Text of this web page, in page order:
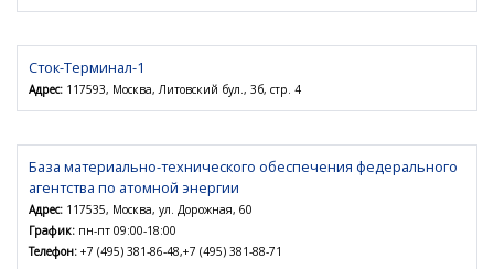
Сток-Терминал-1
Адрес: 117593, Москва, Литовский бул., 3б, стр. 4
База материально-технического обеспечения федерального
агентства по атомной энергии
Адрес: 117535, Москва, ул. Дорожная, 60
График: пн-пт 09:00-18:00
Телефон: +7 (495) 381-86-48,+7 (495) 381-88-71